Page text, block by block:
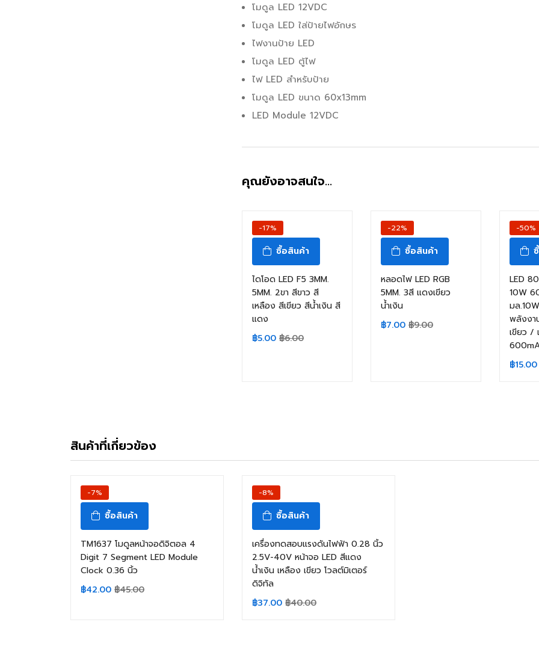
โมดูล LED 12VDC
โมดูล LED ใส่ป้ายไฟอักษร
ไฟงานป้าย LED
โมดูล LED ตู้ไฟ
ไฟ LED สำหรับป้าย
โมดูล LED ขนาด 60x13mm
LED Module 12VDC
คุณยังอาจสนใจ…
-17%
ซื้อสินค้า
ไดโอด LED F5 3MM.
5MM. 2ขา สีขาว สี
เหลือง สีเขียว สีน้ำเงิน สี
แดง
฿5.00 ฿6.00
-22%
ซื้อสินค้า
หลอดไฟ LED RGB
5MM. 3สี แดงเขียว
น้ำเงิน
฿7.00 ฿9.00
-50%
LED
10W
มล
พลังง
เขียว /
฿15.00
สินค้าที่เกี่ยวข้อง
-7%
ซื้อสินค้า
TM1637 โมดูลหน้าจอดิจิตอล 4
Digit 7 Segment LED Module
Clock 0.36 นิ้ว
฿42.00 ฿45.00
-8%
ซื้อสินค้า
เครื่องทดสอบแรงดันไฟฟ้า 0.28 นิ้ว
2.5V-40V หน้าจอ LED สีแดง
น้ำเงิน เหลือง เขียว โวลต์มิเตอร์
ดิจิทัล
฿37.00 ฿40.00